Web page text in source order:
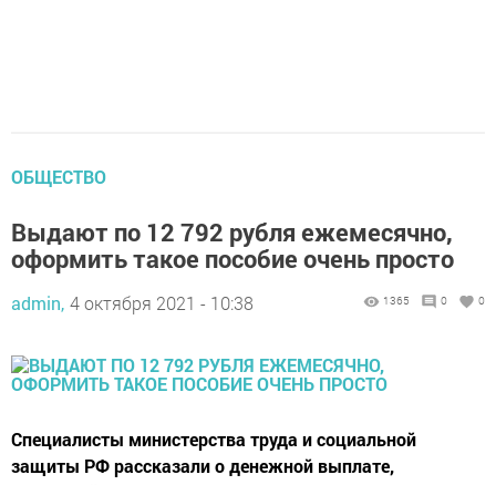
ОБЩЕСТВО
Выдают по 12 792 рубля ежемесячно,
оформить такое пособие очень просто
admin, 4 октября 2021 - 10:38 1365 0 0
Специалисты министерства труда и социальной
защиты РФ рассказали о денежной выплате,